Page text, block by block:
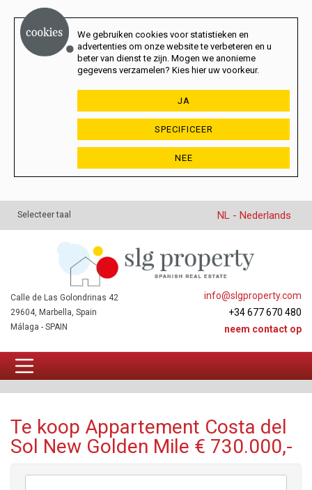
We gebruiken cookies voor statistieken en
advertenties om onze website te verbeteren en u
beter van dienst te zijn. Mogen we anonieme
gegevens verzamelen? Kies hier uw voorkeur.
JA
SPECIFICEER
NEE
Selecteer taal NL - Nederlands
info@slgproperty.com
+34 677 670 480
neem contact op
Calle de Las Golondrinas 42
29604, Marbella, Spain
Málaga - SPAIN
Te koop Appartement Costa del
Sol New Golden Mile € 730.000,-